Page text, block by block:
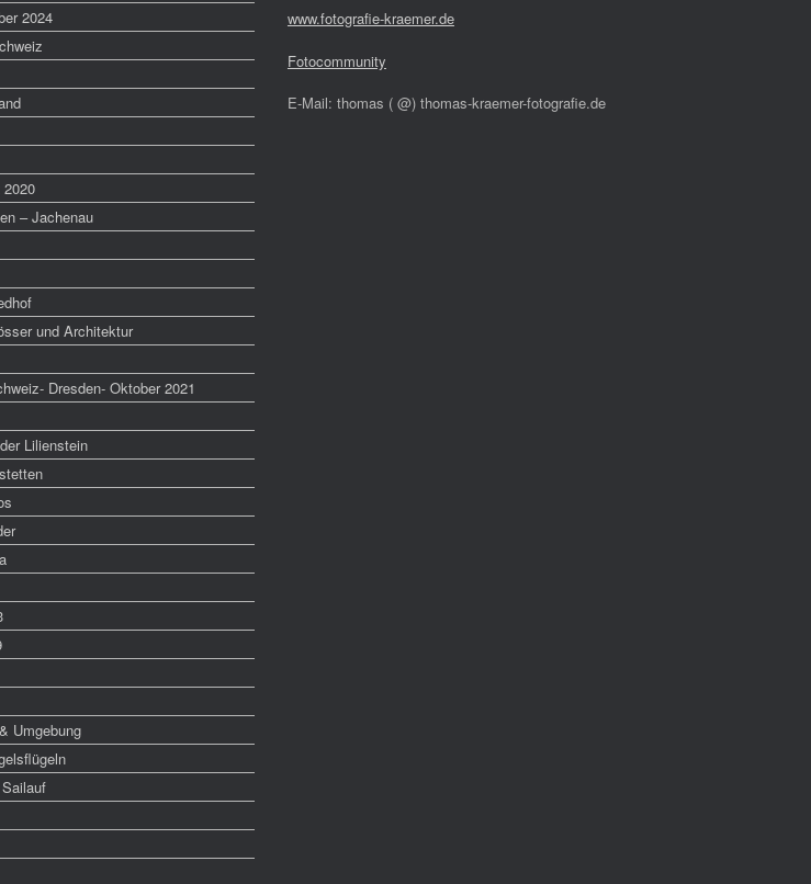
2024
– Jachenau
und Architektur
Dresden- Oktober 2021
Lilienstein
Umgebung
www.fotografie-kraemer.de
Fotocommunity
E-Mail: thomas ( @) thomas-kraemer-fotografie.de